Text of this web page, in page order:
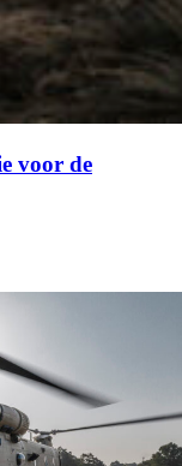
voor de